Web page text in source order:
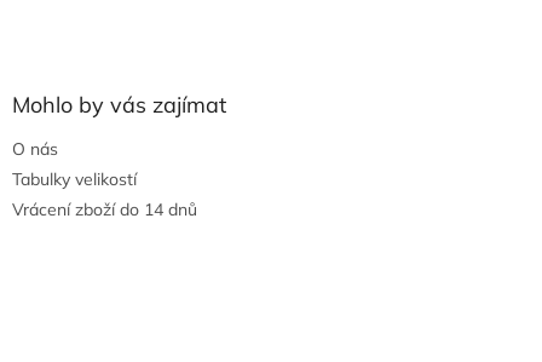
Mohlo by vás zajímat
O nás
Tabulky velikostí
Vrácení zboží do 14 dnů